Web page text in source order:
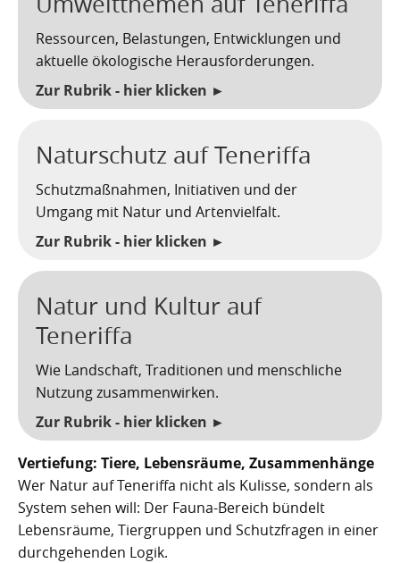
Puerto de la Cruz
San Cristóbal de La Laguna
San Juan de la Rambla
Santa Úrsula
Santiago del Teide
Kartoffelrevolution 1846
Verworfenes Exil
Franco auf Teneriffa
Ressourcen, Belastungen, Entwicklungen und
aktuelle ökologische Herausforderungen.
Zur Rubrik - hier klicken ►
Naturschutz auf Teneriffa
Schutzmaßnahmen, Initiativen und der
Umgang mit Natur und Artenvielfalt.
Zur Rubrik - hier klicken ►
Natur und Kultur auf
Teneriffa
Wie Landschaft, Traditionen und menschliche
Nutzung zusammenwirken.
Zur Rubrik - hier klicken ►
Vertiefung: Tiere, Lebensräume, Zusammenhänge
Wer Natur auf Teneriffa nicht als Kulisse, sondern als
System sehen will: Der Fauna-Bereich bündelt
Lebensräume, Tiergruppen und Schutzfragen in einer
durchgehenden Logik.